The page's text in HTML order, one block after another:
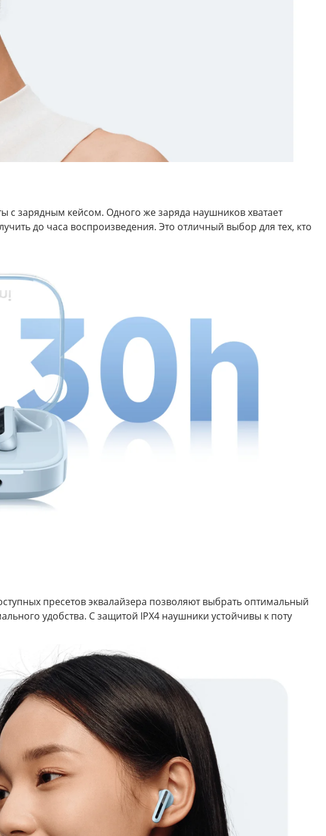
с зарядным кейсом. Одного же заряда наушников хватает
до часа воспроизведения. Это отличный выбор для тех, кто
пресетов эквалайзера позволяют выбрать оптимальный
удобства. С защитой IPX4 наушники устойчивы к поту